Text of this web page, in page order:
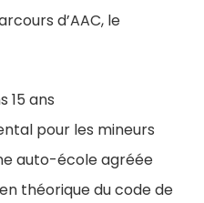
d’AAC, le
15 ans
pour les mineurs
auto-école agréée
théorique du code de